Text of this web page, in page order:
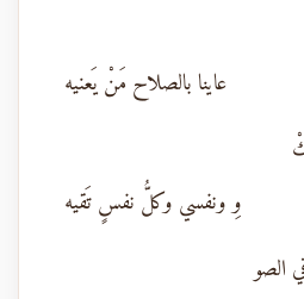
عاينا بالصلاح مَنْ يَعنيه
وِ ونفسي وكلُّ نفسٍ تَقيه
الصو